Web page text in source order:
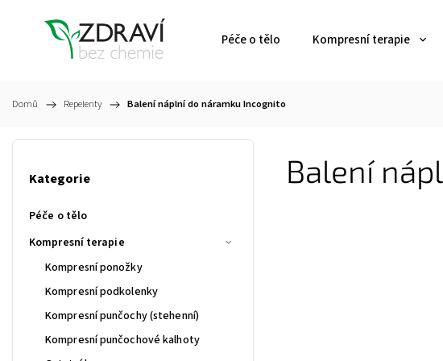
Péče o tělo Kompresní terapie
Domů / Repelenty / Balení náplní do náramku Incognito
Kategorie
Péče o tělo
Kompresní terapie
Kompresní ponožky
Kompresní podkolenky
Kompresní punčochy (stehenní)
Kompresní punčochové kalhoty
Balení